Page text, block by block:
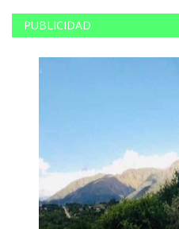
PUBLICIDAD